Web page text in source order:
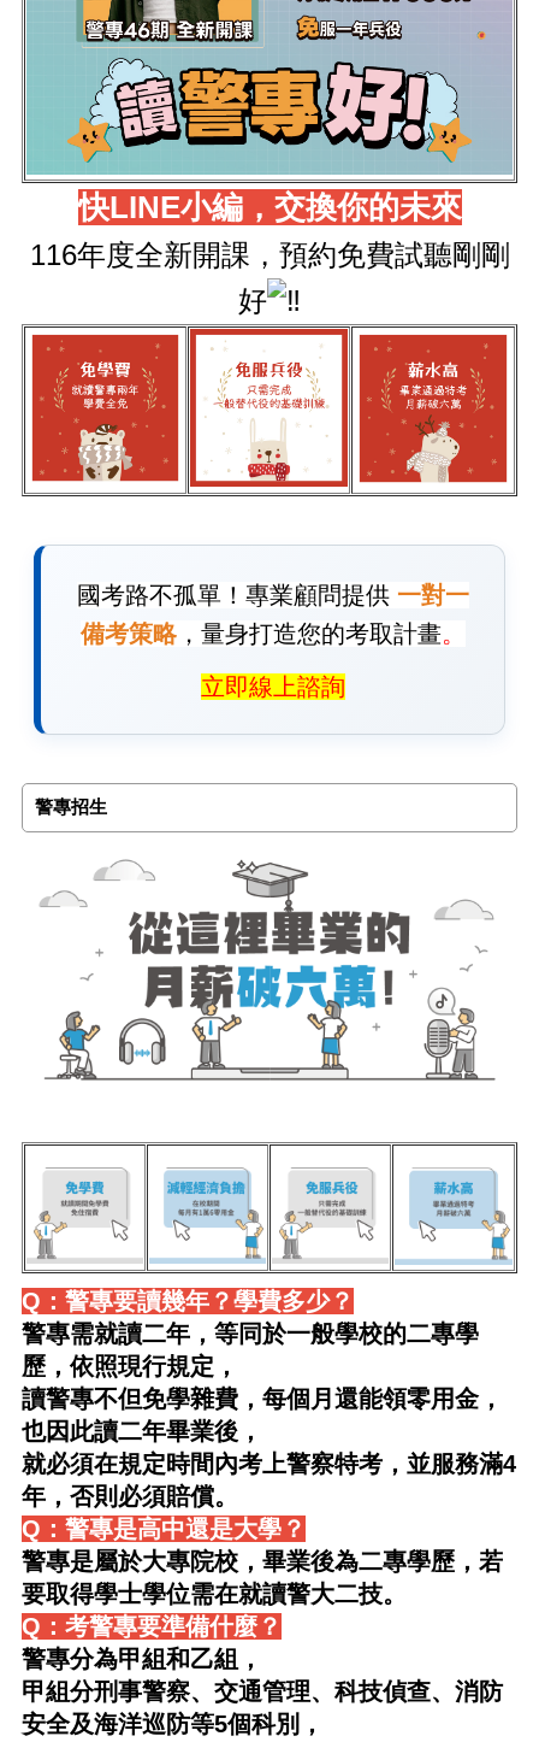
快LINE小編，交換你的未來
116年度全新開課，預約免費試聽剛剛
好
國考路不孤單！專業顧問提供 一對一
備考策略，量身打造您的考取計畫。
立即線上諮詢
警專招生
Q：警專要讀幾年？學費多少？
警專需就讀二年，等同於一般學校的二專學
歷，依照現行規定，
讀警專不但免學雜費，每個月還能領零用金，
也因此讀二年畢業後，
就必須在規定時間內考上警察特考，並服務滿4
年，否則必須賠償。
Q：警專是高中還是大學？
警專是屬於大專院校，畢業後為二專學歷，若
要取得學士學位需在就讀警大二技。
Q：考警專要準備什麼？
警專分為甲組和乙組，
甲組分刑事警察、 交通管理、 科技偵查、 消防
安全及海洋巡防等5個科別，